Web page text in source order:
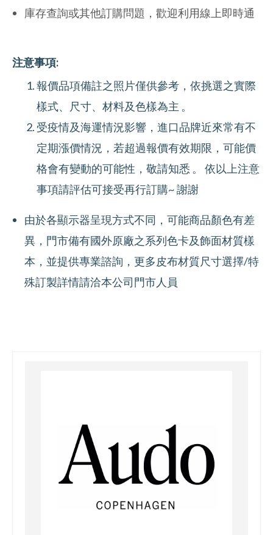
庫存查詢或其他訂購問題，歡迎利用線上即時通
注意事項:
報價品項備註之照片僅供參考，依挑選之實際
樣式、尺寸、材料及色樣為主 。
受疫情及海運情況影響，進口品牌近來常有不
定期漲價情況，若超過報價有效期限，可能價
格會有變動的可能性，敬請知悉 。 依以上注意
事項請評估可接受再行訂購~ 謝謝
由於各顯示器呈現方式不同，可能商品顏色有差
異，門市備有國外原廠之系列色卡及飾面材質樣
本，並提供專業諮詢，更多皮布材質尺寸選擇/特
殊訂製詳情請洽本公司門市人員